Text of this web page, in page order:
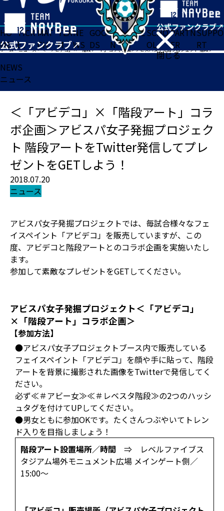
閉じる
HO
ME
TICK
ET
MAT
CH
TEA
M
NE
WS
GOO
DS
FA
N
ACADE
MY
SCHO
OL
PARTN
ER
SUPPO
RT
ホーム>ニュース>＜「アビデコ」×「階段アート」コラボ企画＞アビスパ女子発掘プロジェクト 階段アートをTwitter発信してプレゼントをGETしよう！
NEWS
ニュース
＜「アビデコ」×「階段アート」コラ
ボ企画＞アビスパ女子発掘プロジェク
ト 階段アートをTwitter発信してプレ
ゼントをGETしよう！
2018.07.20
ニュース
アビスパ女子発掘プロジェクトでは、毎試合様々なフェ
イスペイント「アビデコ」を販売していますが、この
度、アビデコと階段アートとのコラボ企画を実施いたし
ます。
参加して素敵なプレゼントをGETしてください。
アビスパ女子発掘プロジェクト＜「アビデコ」
×「階段アート」コラボ企画＞
【参加方法】
●アビスパ女子プロジェクトブース内で販売している
フェイスペイント「アビデコ」を顔や手に貼って、階段
アートを背景に撮影された画像をTwitterで発信してく
ださい。
必ず≪＃アビー女≫≪＃レベスタ階段≫の2つのハッシ
ュタグを付けてUPしてください。
●男女ともに参加OKです。たくさんつぶやいてトレン
ド入りを目指しましょう！
階段アート設置場所／時間 ⇒ レベルファイブス
タジアム場外モニュメント広場 メインゲート側／
15:00～